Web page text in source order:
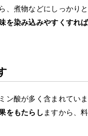
、煮物などにしっかり
を染み込みやすくすれ
ン酸が多く含まれてい
をもたらし ますから、